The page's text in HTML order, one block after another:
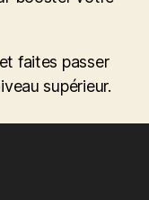
et faites passer
supérieur.